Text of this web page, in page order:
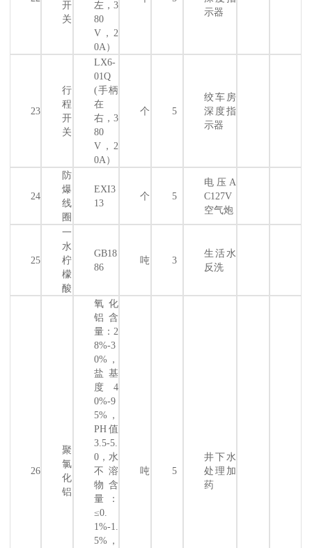
开
关
左，3
80
V，2
0A）
示器
23
行
程
开
关
LX6-
01Q
(手柄
在
右，3
80
V，2
0A）
个 5
绞车房
深度指
示器
24
防
爆
线
圈
EXI3
13
个 5
电压A
C127V
空气炮
25
一
水
柠
檬
酸
GB18
86
吨 3
生活水
反洗
26
聚
氯
化
铝
氧化
铝含
量：2
8%-3
0%，
盐基
度4
0%-9
5%，
PH值
3.5-5.
0，水
不溶
物含
量：
≤0.
1%-1.
5%，
吨 5
井下水
处理加
药